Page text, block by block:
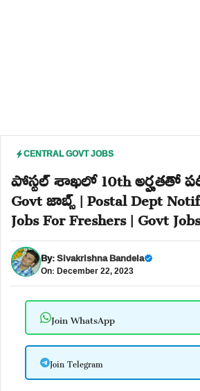
CENTRAL GOVT JOBS
పోస్టల్ శాఖలో 10th అర్హతతో
Govt జాబ్స్ | Postal Dept
Jobs For Freshers | Govt
By:Sivakrishna Bandela
On: December 22, 2023
Join WhatsApp
Join Telegram